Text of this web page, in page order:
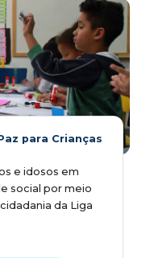
para Crianças
e idosos em
social por meio
da Liga